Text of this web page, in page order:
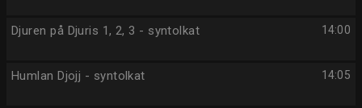
14:00
Djuren på Djuris 1, 2, 3 - syntolkat
14:05
Humlan Djojj - syntolkat